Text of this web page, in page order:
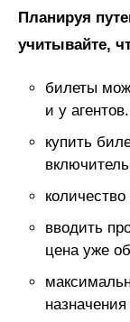
Планируя
учитывайте,
билеты
и у агентов.
купить
вводить
цена уже